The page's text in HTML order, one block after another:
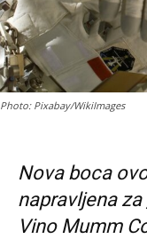
Photo: Pixabay/WikiImages
Nova boca
napravljena za
Vino Mumm